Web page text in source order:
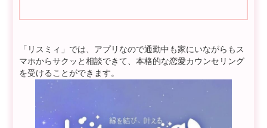
「リスミィ」では、アプリなので通勤中も家にいながらもス
マホからサクッと相談できて、本格的な恋愛カウンセリング
を受けることができます。